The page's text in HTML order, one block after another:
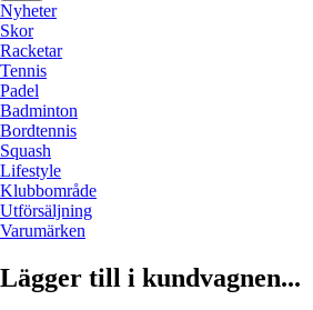
Nyheter
Skor
Racketar
Tennis
Padel
Badminton
Bordtennis
Squash
Lifestyle
Klubbområde
Utförsäljning
Varumärken
Lägger till i kundvagnen...